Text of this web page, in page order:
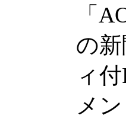
「
の
ィ
メ